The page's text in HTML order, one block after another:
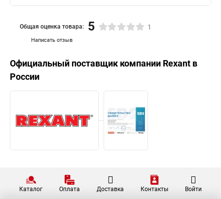
Написать отзыв
Общая оценка товара: 5 1
Официальный поставщик компании Rexant в
России
Каталог Оплата Доставка Контакты Войти